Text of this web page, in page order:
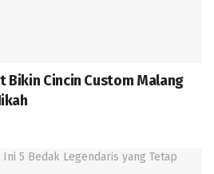
Bikin Cincin Custom Malang